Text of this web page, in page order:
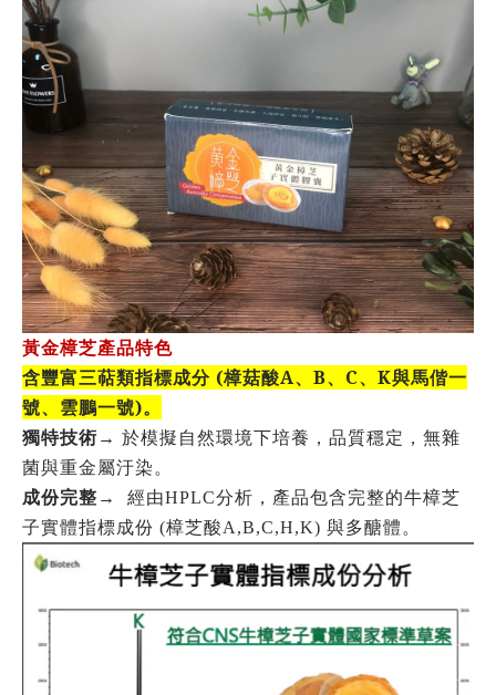
黃金樟芝產品特色
含豐富三萜類指標成分 (樟菇酸A、 B、 C、 K與馬偕一
號、雲鵬一號)。
獨特技術→ 於模擬自然環境下培養，品質穩定，無雜
菌與重金屬汙染。
成份完整→
經由HPLC分析 ， 產品包含完整的牛樟芝
子實體指標成份 (樟芝酸A,B,C,H,K) 與多醣體。